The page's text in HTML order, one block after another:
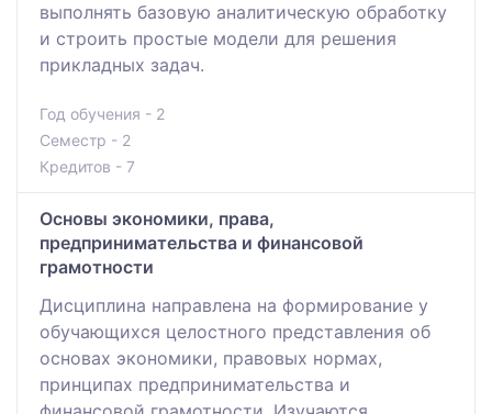
выполнять базовую аналитическую обработку
и строить простые модели для решения
прикладных задач.
Год обучения - 2
Семестр - 2
Кредитов - 7
Основы экономики, права,
предпринимательства и финансовой
грамотности
Дисциплина направлена на формирование у
обучающихся целостного представления об
основах экономики, правовых нормах,
принципах предпринимательства и